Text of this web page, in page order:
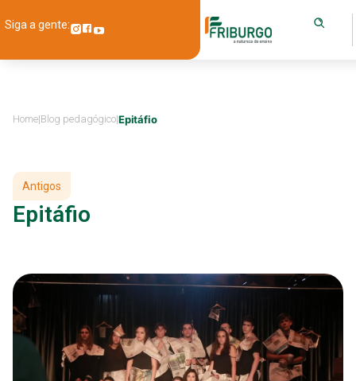
Siga a gente:
Home|Blog pedagógico|Epitáfio
Antigos
Epitáfio